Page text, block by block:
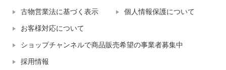
古物営業法に基づく表示 個人情報保護について
お客様対応について
ショップチャンネルで商品販売希望の事業者募集中
採用情報